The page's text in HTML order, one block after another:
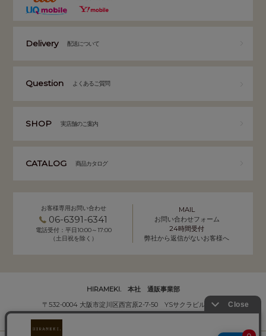
Delivery 配送について
Question よくあるご質問
SHOP 実店舗のご案内
CATALOG 商品カタログ
お客様専用お問い合わせ
06-6391-6341
電話受付：平日10:00～17:00
（土日祝を除く）
MAIL
お問い合わせフォーム
24時間受付
弊社から返信がないお客様へ
HIRAMEKI. 本社 通販事業部
〒532-0004 大阪市淀川区西宮原2-7-50 YSサクラビル B1F
株式会社サクラ衣料 HIRAMEKI.事業部